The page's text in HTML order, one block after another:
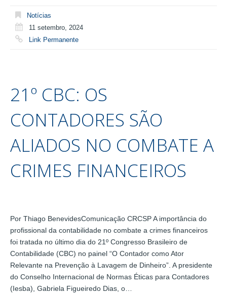
Notícias
11 setembro, 2024
Link Permanente
21º CBC: OS
CONTADORES SÃO
ALIADOS NO COMBATE A
CRIMES FINANCEIROS
Por Thiago BenevidesComunicação CRCSP A importância do
profissional da contabilidade no combate a crimes financeiros
foi tratada no último dia do 21º Congresso Brasileiro de
Contabilidade (CBC) no painel “O Contador como Ator
Relevante na Prevenção à Lavagem de Dinheiro”. A presidente
do Conselho Internacional de Normas Éticas para Contadores
(Iesba), Gabriela Figueiredo Dias, o…